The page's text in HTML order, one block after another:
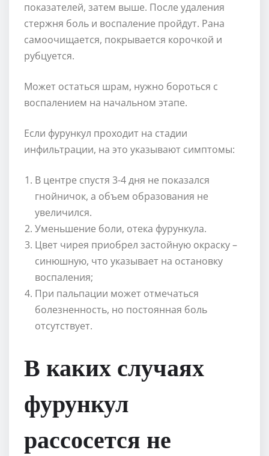
показателей, затем выше. После удаления
стержня боль и воспаление пройдут. Рана
самоочищается, покрывается корочкой и
рубцуется.
Может остаться шрам, нужно бороться с
воспалением на начальном этапе.
Если фурункул проходит на стадии
инфильтрации, на это указывают симптомы:
В центре спустя 3-4 дня не показался
гнойничок, а объем образования не
увеличился.
Уменьшение боли, отека фурункула.
Цвет чирея приобрел застойную окраску –
синюшную, что указывает на остановку
воспаления;
При пальпации может отмечаться
болезненность, но постоянная боль
отсутствует.
В каких случаях
фурункул
рассосется не